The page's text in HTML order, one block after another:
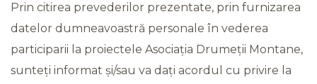
Prin citirea prevederilor prezentate, prin furnizarea
datelor dumneavoastră personale în vederea
participarii la proiectele Asociația Drumeții Montane,
sunteți informat și/sau va dați acordul cu privire la